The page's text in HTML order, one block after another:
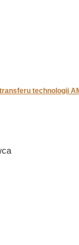
technologii